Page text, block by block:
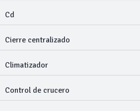
Cd
Cierre centralizado
Climatizador
Control de crucero